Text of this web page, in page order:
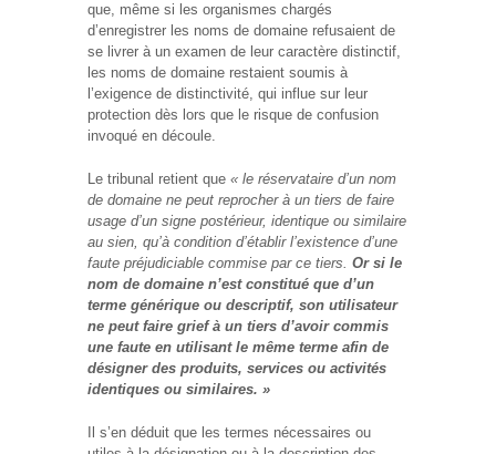
que, même si les organismes chargés
d’enregistrer les noms de domaine refusaient de
se livrer à un examen de leur caractère distinctif,
les noms de domaine restaient soumis à
l’exigence de distinctivité, qui influe sur leur
protection dès lors que le risque de confusion
invoqué en découle.
Le tribunal retient que « le réservataire d’un nom
de domaine ne peut reprocher à un tiers de faire
usage d’un signe postérieur, identique ou similaire
au sien, qu’à condition d’établir l’existence d’une
faute préjudiciable commise par ce tiers. Or si le
nom de domaine n’est constitué que d’un
terme générique ou descriptif, son utilisateur
ne peut faire grief à un tiers d’avoir commis
une faute en utilisant le même terme afin de
désigner des produits, services ou activités
identiques ou similaires. »
Il s’en déduit que les termes nécessaires ou